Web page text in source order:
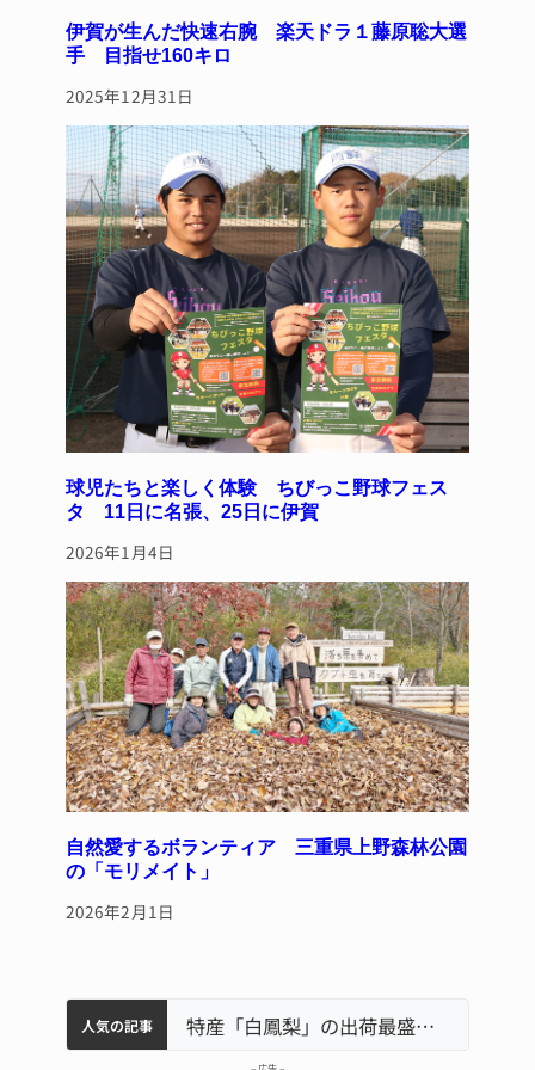
伊賀が生んだ快速右腕 楽天ドラ１藤原聡大選
手 目指せ160キロ
2025年12月31日
球児たちと楽しく体験 ちびっこ野球フェス
タ 11日に名張、25日に伊賀
2026年1月4日
自然愛するボランティア 三重県上野森林公園
の「モリメイト」
2026年2月1日
人気の記事
名張市水道料金47％値上げへ 答申案、審議会で大筋まとまる
中学校の陶壁モニュメント 地元建設会社がボランティアで清掃 伊賀名張市立病院のDMAT、熊本地震の被災地へ 能登以来3回目の派遣 特産「白鳳梨」の出荷最盛期 直売所にぎわう 伊賀